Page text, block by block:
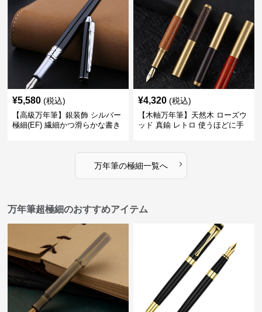
¥5,580 (税込)
【高級万年筆】銀装飾 シルバー
極細(EF) 繊細かつ滑らかな書き
¥4,320 (税込)
【木軸万年筆】天然木 ローズウ
ッド 真鍮 レトロ 使うほどに手
万年筆の極細一覧へ ›
万年筆超極細のおすすめアイテム